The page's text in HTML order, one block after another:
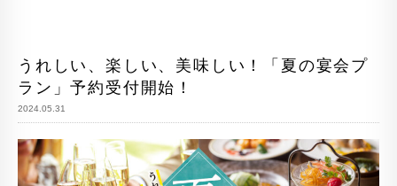
うれしい、楽しい、美味しい！「夏の宴会プ
ラン」予約受付開始！
2024.05.31